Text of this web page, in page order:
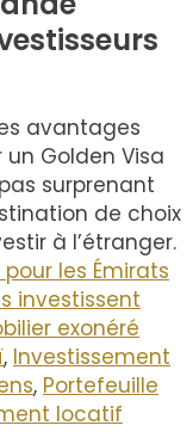
avantages
Golden Visa
surprenant
de choix
à l’étranger.
les Émirats
investissent
exonéré
, Investissement
, Portefeuille
locatif